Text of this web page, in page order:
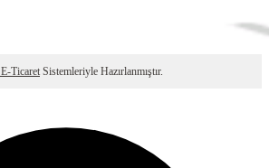
E-Ticaret Sistemleriyle Hazırlanmıştır.